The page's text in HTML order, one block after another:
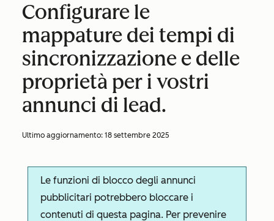
Configurare le
mappature dei tempi di
sincronizzazione e delle
proprietà per i vostri
annunci di lead.
Ultimo aggiornamento: 18 settembre 2025
Le funzioni di blocco degli annunci
pubblicitari potrebbero bloccare i
contenuti di questa pagina. Per prevenire